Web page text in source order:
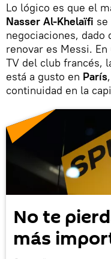
Lo lógico es que el
Nasser Al-Khelaïfi
negociaciones, dado
renovar es Messi.
TV del club francés,
está a gusto en París
continuidad en la
No te
más